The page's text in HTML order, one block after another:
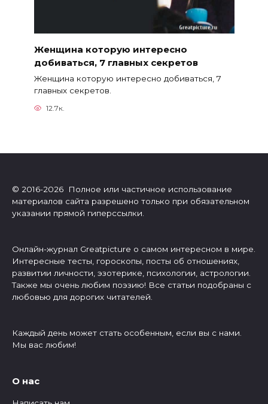
Женщина которую интересно
добиваться, 7 главных секретов
Женщина которую интересно добиваться, 7
главных секретов.
12.7к.
© 2016-2026 Полное или частичное использование
материалов сайта разрешено только при обязательном
указании прямой гиперссылки.
Онлайн-журнал Greatpicture о самом интересном в мире.
Интересные тесты, гороскопы, посты об отношениях,
развитии личности, эзотерике, психологии, астрологии.
Также мы очень любим поэзию! Все статьи подобраны с
любовью для дорогих читателей.
Каждый день может стать особенным, если вы с нами.
Мы вас любим!
О нас